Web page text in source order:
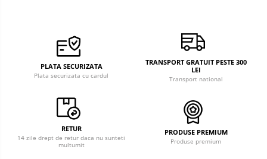
PLATA SECURIZATA
Plata securizata cu cardul
TRANSPORT GRATUIT PESTE 300
LEI
Transport national
RETUR
14 zile drept de retur daca nu sunteti
multumit
PRODUSE PREMIUM
Produse premium